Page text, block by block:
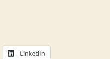
LinkedIn